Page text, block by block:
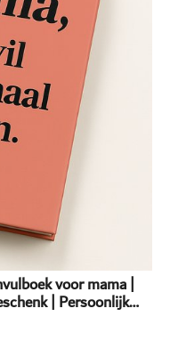
voor mama |
| Persoonlijk